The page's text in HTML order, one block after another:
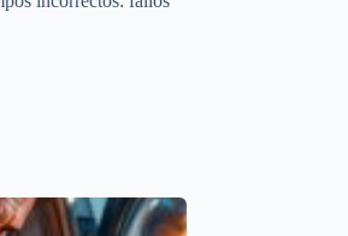
incorrectos: fallos